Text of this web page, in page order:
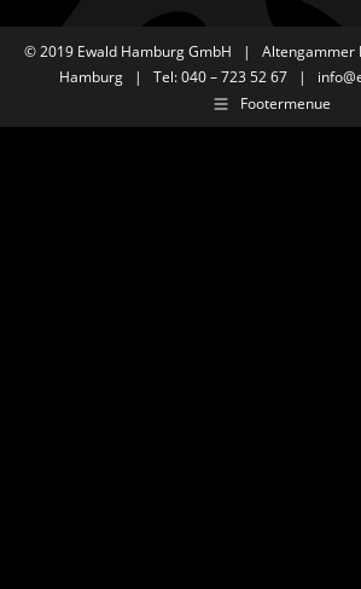
© 2019 Ewald Hamburg GmbH |
Hamburg | Tel: 040 – 723 52 67 |
Footermenue